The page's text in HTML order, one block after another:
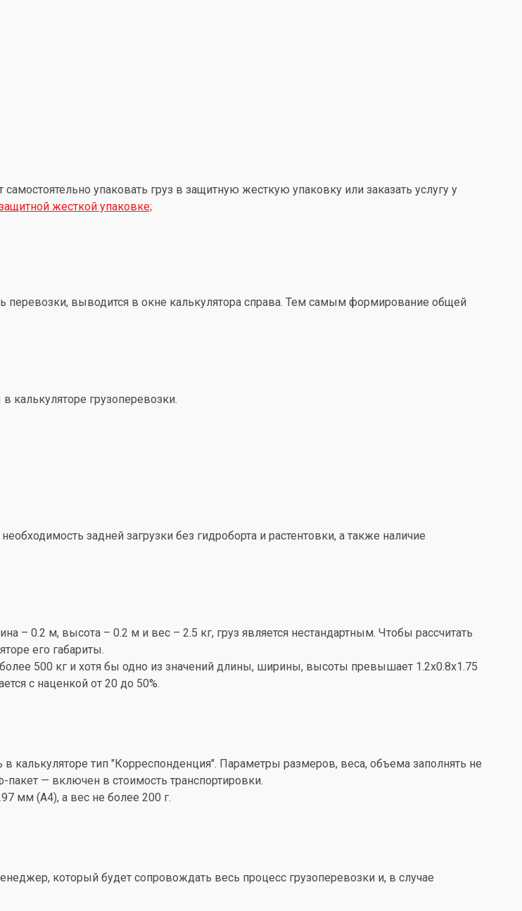
упаковать груз в защитную жесткую упаковку или заказать услугу у
жесткой упаковке;
выводится в окне калькулятора справа. Тем самым формирование общей
калькуляторе грузоперевозки.
задней загрузки без гидроборта и растентовки, а также наличие
0.2 м, высота – 0.2 м и вес – 2.5 кг, груз является нестандартным. Чтобы рассчитать
его габариты.
500 кг и хотя бы одно из значений длины, ширины, высоты превышает 1.2x0.8x1.75
с наценкой от 20 до 50%.
калькуляторе тип "Корреспонденция". Параметры размеров, веса, объема заполнять не
— включен в стоимость транспортировки.
мм (А4), а вес не более 200 г.
который будет сопровождать весь процесс грузоперевозки и, в случае